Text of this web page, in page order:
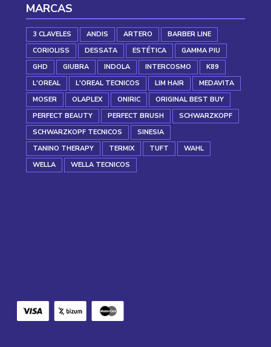
MARCAS
3 CLAVELES ANDIS ARTERO
BARBER LINE
CORIOLISS
DESSATA ESTÉTICA
GAMMA PIU
GHD
GIUBRA INDOLA INTERCOSMO
K89
L'OREAL
L'OREAL TECNICOS LIM HAIR
MEDAVITA
MOSER
OLAPLEX ONIRIC
ORIGINAL BEST BUY
PERFECT BEAUTY
PERFECT BRUSH
SCHWARZKOPF
SCHWARZKOPF TECNICOS
SINESIA
TANINO THERAPY
TERMIX TUFT
WAHL
WELLA
WELLA TECNICOS